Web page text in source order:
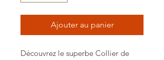
Ajouter au panier
Découvrez le superbe Collier de